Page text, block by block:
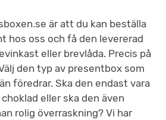
är att du kan beställa
hos oss och få den levererad
eller brevlåda. Precis på
den typ av presentbox som
föredrar. Ska den endast vara
eller ska den även
rolig överraskning? Vi har